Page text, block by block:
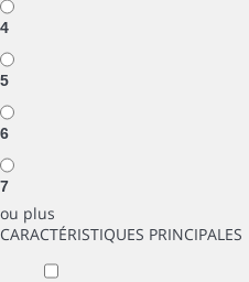
4
5
6
7
ou plus
CARACTÉRISTIQUES PRINCIPALES